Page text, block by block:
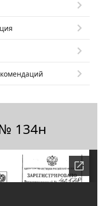
134н